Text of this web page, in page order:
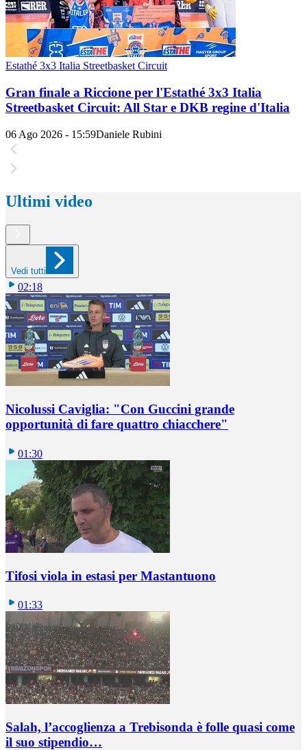
Estathé 3x3 Italia Streetbasket Circuit
Gran finale a Riccione per l'Estathé 3x3 Italia
Streetbasket Circuit: All Star e DKB regine d'Italia
06 Ago 2026 - 15:59Daniele Rubini
Ultimi video
Vedi tutti
02:18
Nicolussi Caviglia: "Con Guccini grande
opportunità di fare quattro chiacchere"
01:30
Tifosi viola in estasi per Mastantuono
01:33
Salah, l’accoglienza a Trebisonda è folle quasi come
il suo stipendio…